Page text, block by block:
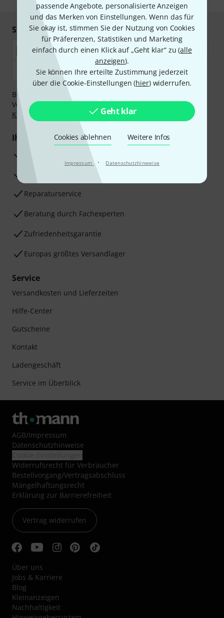
passende Angebote, personalisierte Anzeigen
und das Merken von Einstellungen. Wenn das für
Sie okay ist, stimmen Sie der Nutzung von Cookies
für Präferenzen, Statistiken und Marketing
einfach durch einen Klick auf „Geht klar“ zu (alle
anzeigen).
Sie können Ihre erteilte Zustimmung jederzeit
über die Cookie-Einstellungen (hier) widerrufen.
Geht klar
Cookies ablehnen Weitere Infos
Impressum · Datenschutzhinweise
Sicher einkaufen & bezahlen
Bezahlen Sie vertraulich und sicher per Nachnahme,
Vorkasse, PayPal, Amazon Pay,Klarna Sofort bezahlen,
Klarna Ratenzahlung
oder Kreditkarte.
Ihre Vorteile
3 Jahre Thomann Garantie
30 Tage Money-Back-Garantie
Reparaturservice
Beratung durch Fachexperten
Zufriedenheitsgarantie
Europas größtes Versandlager
Service
Versandkosten und Lieferzeiten
Hilfe-Center
Gutscheine
Kontakt
Ladengeschäft
Service im Überblick
AGB/Impressum
Datenschutzhinweise
Widerrufsrecht für Verbraucher
Bestellvorgang/Vertragsabschluss
Mängelhaftungsrecht
Erklärung zur Barrierefreiheit
Vertrag widerrufen
Über uns
Jobs & Karriere
Blog
Kleinanzeigen
Nachhaltigkeit